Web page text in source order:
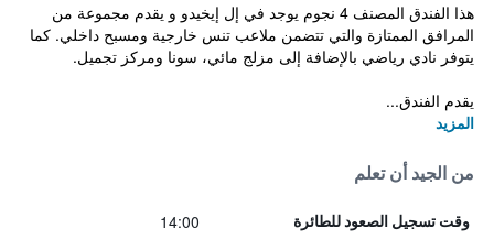
هذا الفندق المصنف 4 نجوم يوجد في إل إيخيدو و يقدم مجموعة من
المرافق الممتازة والتي تتضمن ملاعب تنس خارجية ومسبح داخلي. كما
يتوفر نادي رياضي بالإضافة إلى مزلج مائي، سونا ومركز تجميل.
يقدم الفندق...
المزيد
من الجيد أن تعلم
وقت تسجيل الصعود للطائرة 14:00